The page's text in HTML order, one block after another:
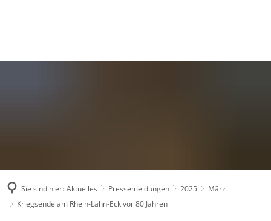
Sie sind hier: Aktuelles Pressemeldungen 2025
März
Kriegsende am Rhein-Lahn-Eck vor 80 Jahren